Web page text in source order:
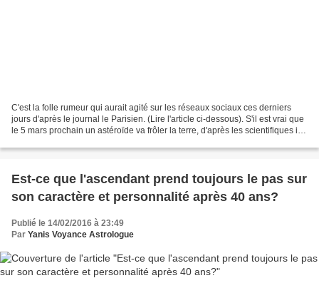
C'est la folle rumeur qui aurait agité sur les réseaux sociaux ces derniers
jours d'après le journal le Parisien. (Lire l'article ci-dessous). S'il est vrai que
le 5 mars prochain un astéroïde va frôler la terre, d'après les scientifiques il y
Est-ce que l'ascendant prend toujours le pas sur
son caractère et personnalité après 40 ans?
Publié le 14/02/2016 à 23:49
Par Yanis Voyance Astrologue